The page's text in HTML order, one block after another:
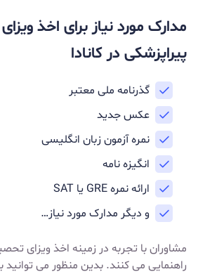
مدارک مورد نیاز برای اخذ
پیراپزشکی در کانادا
گذرنامه ملی معتبر
عکس جدید
نمره آزمون زبان انگلیسی
انگیزه نامه
ارائه نمره GRE‌ یا SAT
و دیگر مدارک مورد نیاز…
مشاوران با تجربه در زمینه اخذ ویزای
راهنمایی می کنند. بدین منظور می